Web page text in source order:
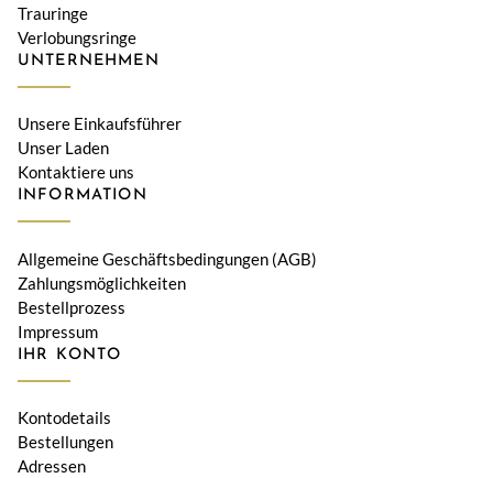
Trauringe
Verlobungsringe
UNTERNEHMEN
Unsere Einkaufsführer
Unser Laden
Kontaktiere uns
INFORMATION
Allgemeine Geschäftsbedingungen (AGB)
Zahlungsmöglichkeiten
Bestellprozess
Impressum
IHR KONTO
Kontodetails
Bestellungen
Adressen